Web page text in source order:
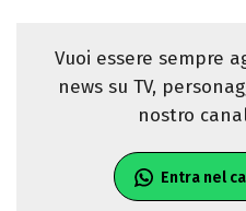
Vuoi essere sempre
news su TV,
nostro
Entra nel